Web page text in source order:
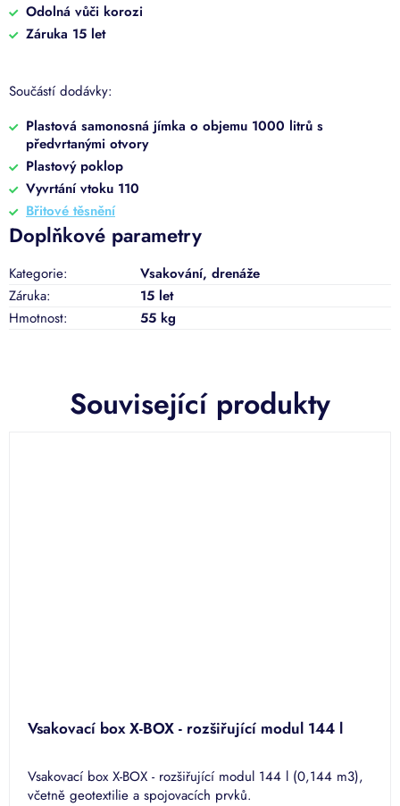
Související produkty
Vsakovací box X-BOX - rozšiřující modul 144 l
Vsakovací box X-BOX - rozšiřující modul 144 l (0,144 m3),
včetně geotextilie a spojovacích prvků.
Odolná vůči korozi
Záruka 15 let
Součástí dodávky:
Plastová samonosná jímka o objemu 1000 litrů s
předvrtanými otvory
Plastový poklop
Vyvrtání vtoku 110
Břitové těsnění
Doplňkové parametry
Kategorie:
Vsakování, drenáže
Záruka:
15 let
Hmotnost: 55 kg